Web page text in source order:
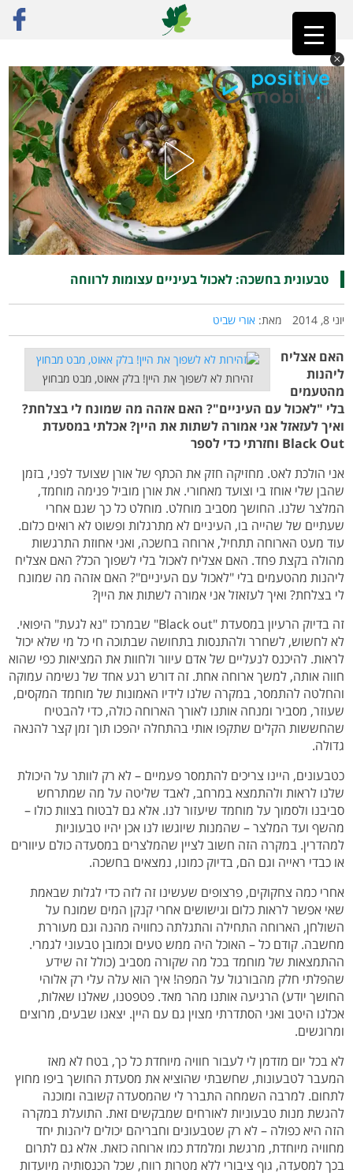
ראשי»פוסט נבחר טבעונית בחשכה: לאכול בעיניים עצומות לרווחה
טבעונית בחשכה: לאכול בעיניים עצומות לרווחה
יוני 8, 2014 מאת: אורי שביט
זהירות לא לשפוך את היין! בלק אאוט, מבט מבחוץ
האם אצליח
ליהנות
מהטעמים
בלי "לאכול עם העיניים"? האם אזהה מה שמונח לי בצלחת?
ואיך לעזאזל אני אמורה לשתות את היין? אכלתי במסעדת
Black Out וחזרתי כדי לספר
אני הולכת לאט. מחזיקה חזק את הכתף של אורן שצועד לפני, בזמן
שהבן שלי אוחז בי וצועד מאחורי. את אורן מוביל פנימה מוחמד,
המלצר שלנו. החושך מסביב מוחלט. מוחלט כל כך שגם אחרי
שעתיים של שהייה בו, העיניים לא מתרגלות ופשוט לא רואים כלום.
עוד מעט הארוחה תתחיל, ארוחה בחשכה, ואני אחוזת התרגשות
מהולה בקצת פחד. האם אצליח לאכול בלי לשפוך הכל? האם אצליח
ליהנות מהטעמים בלי "לאכול עם העיניים"? האם אזהה מה שמונח
לי בצלחת? ואיך לעזאזל אני אמורה לשתות את היין?
זה בדיוק הרעיון במסעדת "Black out" שבמרכז "נא לגעת" היפואי.
לא לחשוש, לשחרר ולהתנסות בתחושה שבתוכה חי כל מי שלא יכול
לראות. להיכנס לנעליים של אדם עיוור ולחוות את המציאות כפי שהוא
חווה אותה, למשך ארוחה אחת. זה דורש רגע אחד של נשימה עמוקה
והחלטה להתמסר, במקרה שלנו לידיו האמונות של מוחמד המקסים,
שעוזר, מסביר ומנחה אותנו לאורך הארוחה כולה, כדי להבטיח
שהחששות הקלים שתקפו אותי בהתחלה יהפכו תוך זמן קצר להנאה
גדולה.
כטבעונים, היינו צריכים להתמסר פעמיים – לא רק לוותר על היכולת
שלנו לראות ולהתמצא במרחב, לאבד שליטה על מה שמתרחש
סביבנו ולסמוך על מוחמד שיעזור לנו. אלא גם לבטוח בצוות כולו –
מהשף ועד המלצר – שהמנות שיוגשו לנו אכן יהיו טבעוניות
למהדרין. במקרה הזה חשוב לציין שהמלצרים במסעדה כולם עיוורים
או כבדי ראייה וגם הם, בדיוק כמונו, נמצאים בחשכה.
אחרי כמה צחקוקים, פרצופים שעשינו זה לזה כדי לגלות שבאמת
שאי אפשר לראות כלום וגישושים אחרי קנקן המים שמונח על
השולחן, הארוחה התחילה והתגלתה כחוויה מהנה וגם מעוררת
מחשבה. קודם כל – האוכל היה ממש טעים וכמובן טבעוני לגמרי.
ההתמצאות של מוחמד בכל מה שקורה מסביב (כולל זה שידע
שהפלתי חלק מהבורגול על המפה! איך הוא עלה עלי רק אלוהי
החושך יודע) הרגיעה אותנו מהר מאד. פטפטנו, שאלנו שאלות,
אכלנו היטב ואני הסתדרתי מצוין גם עם היין. יצאנו שבעים, מרוצים
ומרוגשים.
לא בכל יום מזדמן לי לעבור חוויה מיוחדת כל כך, בטח לא מאז
המעבר לטבעונות, שחשבתי שהוציא את מסעדת החושך ביפו מחוץ
לתחום. למרבה השמחה התברר לי שהמסעדה קשובה ומוכנה
להגשת מנות טבעוניות לאורחים שמבקשים זאת. התועלת במקרה
הזה היא כפולה – לא רק שטבעונים וחבריהם יכולים ליהנות יחד
מחוויה מיוחדת, מרגשת ומלמדת כמו ארוחה כזאת. אלא גם לתרום
בכך למסעדה, גוף ציבורי ללא מטרות רווח, שכל הכנסותיה מיועדות